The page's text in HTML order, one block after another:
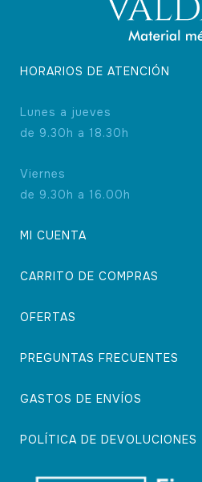
HORARIOS DE ATENCIÓN
Lunes a jueves
de 9.30h a 18.30h
Viernes
de 9.30h a 16.00h
MI CUENTA
CARRITO DE COMPRAS
OFERTAS
PREGUNTAS FRECUENTES
GASTOS DE ENVÍOS
POLÍTICA DE DEVOLUCIONES